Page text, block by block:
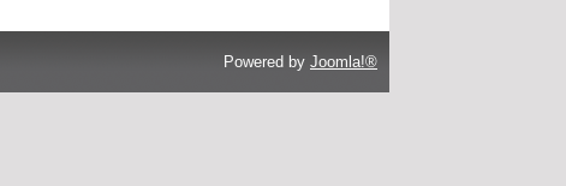
Powered by Joomla!®